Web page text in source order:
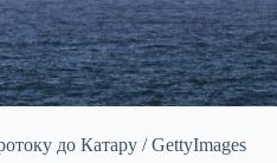
до Катару / GettyImages